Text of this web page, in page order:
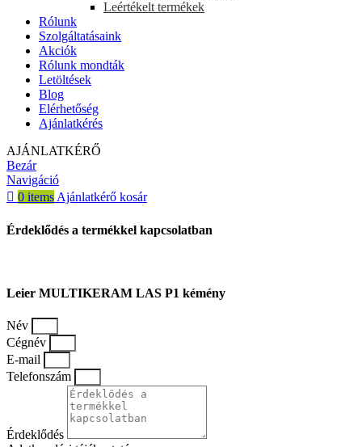
Leértékelt termékek
Rólunk
Szolgáltatásaink
Akciók
Rólunk mondták
Letöltések
Blog
Elérhetőség
Ajánlatkérés
AJÁNLATKÉRŐ
Bezár
Navigáció
0 items Ajánlatkérő kosár
Érdeklődés a termékkel kapcsolatban
Leier MULTIKERAM LAS P1 kémény
Név
Cégnév
E-mail
Telefonszám
Érdeklődés